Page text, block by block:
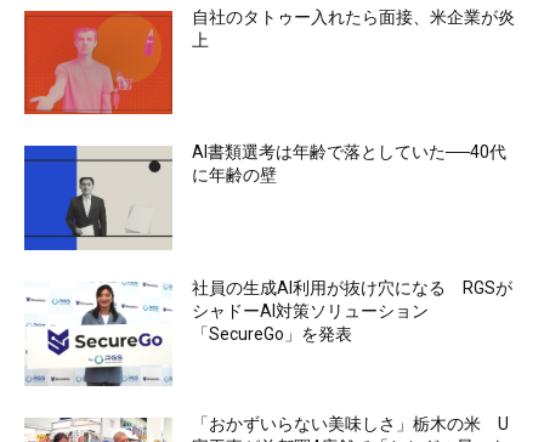
自社のタトゥー入れたら面接、米企業が炎
上
AI書類選考は年齢で落としていた──40代
に年齢の壁
社員の生成AI利用が抜け穴になる RGSが
シャドーAI対策ソリューション
「SecureGo」を発表
「おかずいらない美味しさ」栃木の米 U